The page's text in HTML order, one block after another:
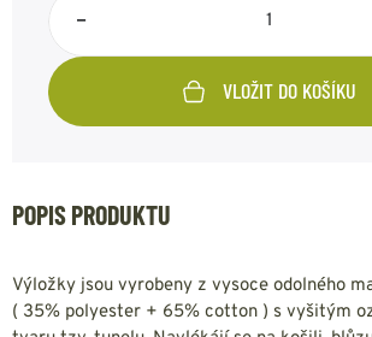
–
VLOŽIT DO KOŠÍKU
POPIS PRODUKTU
Výložky jsou vyrobeny z vysoce odolného
( 35% polyester + 65% cotton ) s vyšitým